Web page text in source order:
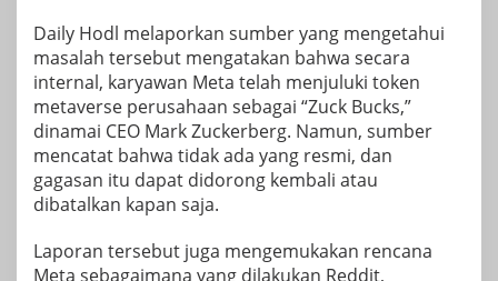
Daily Hodl melaporkan sumber yang mengetahui
masalah tersebut mengatakan bahwa secara
internal, karyawan Meta telah menjuluki token
metaverse perusahaan sebagai “Zuck Bucks,”
dinamai CEO Mark Zuckerberg. Namun, sumber
mencatat bahwa tidak ada yang resmi, dan
gagasan itu dapat didorong kembali atau
dibatalkan kapan saja.
Laporan tersebut juga mengemukakan rencana
Meta sebagaimana yang dilakukan Reddit,